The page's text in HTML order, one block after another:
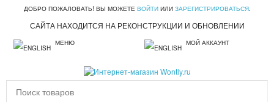
ДОБРО ПОЖАЛОВАТЬ! ВЫ МОЖЕТЕ ВОЙТИИЛИ ЗАРЕГИСТРИРОВАТЬСЯ.
САЙТА НАХОДИТСЯ НА РЕКОНСТРУКЦИИ И ОБНОВЛЕНИИ
МЕНЮ МОЙ АККАУНТ